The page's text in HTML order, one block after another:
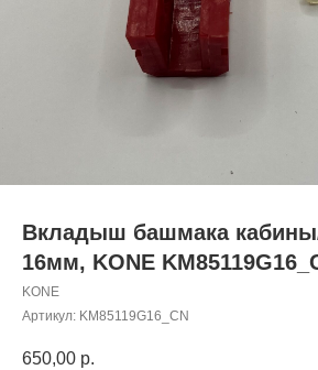
Вкладыш башмака
16мм, KONE
KONE
Артикул: KM85119G16_CN
650,00 р.